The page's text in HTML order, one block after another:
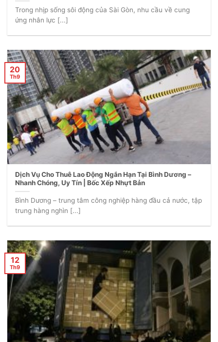
Trong nhịp sống sôi động của Sài Gòn, nhu cầu về cung
ứng nhân lực [...]
Dịch Vụ Cho Thuê Lao Động Ngắn Hạn Tại Bình Dương –
Nhanh Chóng, Uy Tín | Bốc Xếp Nhựt Bản
Bình Dương – trung tâm công nghiệp hàng đầu cả nước, tập
trung hàng nghìn [...]
20
Th9
12
Th9